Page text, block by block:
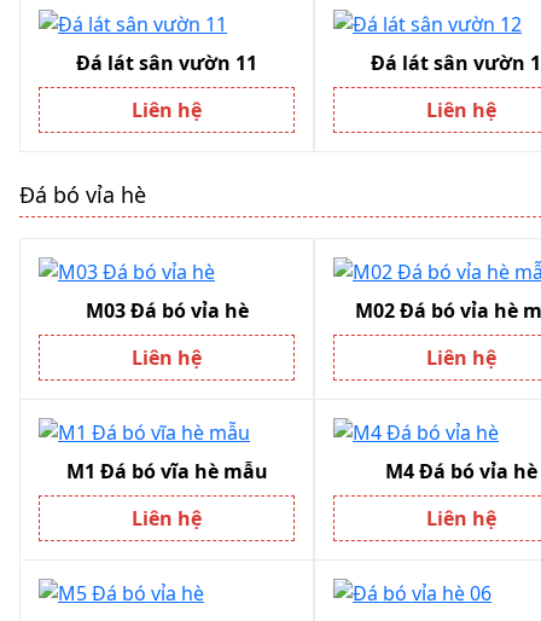
Đá lát sân vườn 11
Liên hệ
Đá lát sân vườn
Liên hệ
Đá bó vỉa hè
M03 Đá bó vỉa hè
Liên hệ
M02 Đá bó vỉa hè
Liên hệ
M1 Đá bó vĩa hè mẫu
Liên hệ
M4 Đá bó vỉa hè
Liên hệ